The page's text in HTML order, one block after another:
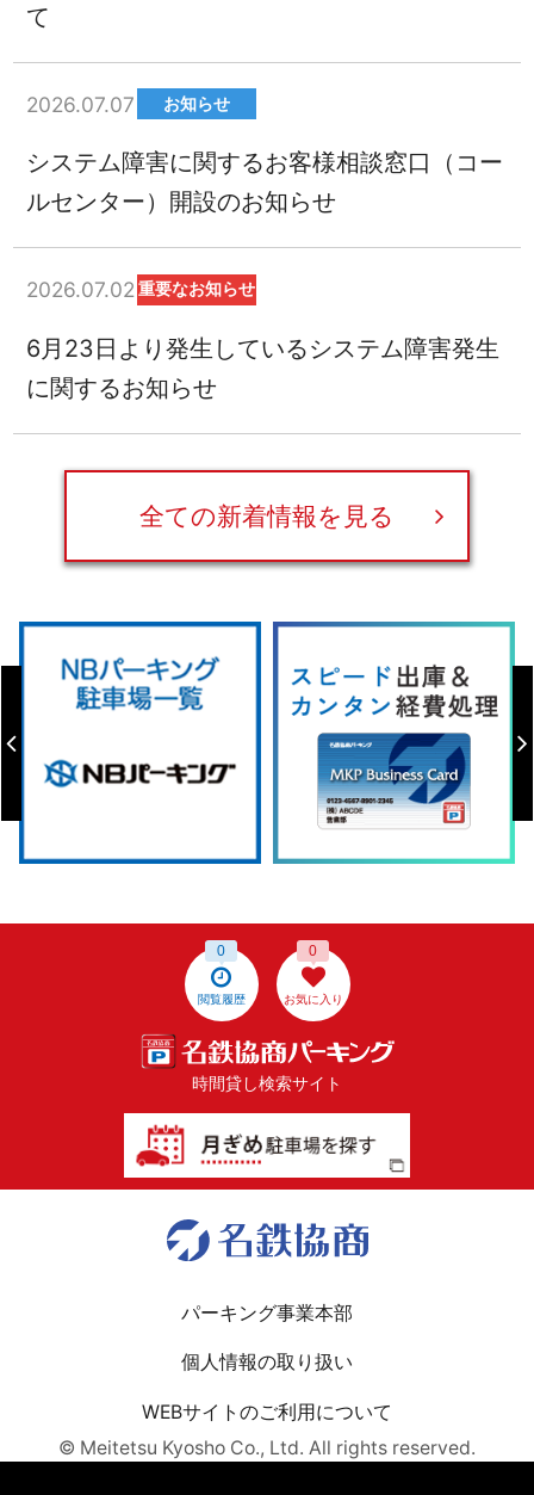
て
2026.07.07 お知らせ
システム障害に関するお客様相談窓口（コー
ルセンター）開設のお知らせ
2026.07.02 重要なお知らせ
6月23日より発生しているシステム障害発生
に関するお知らせ
全ての新着情報を見る
閲覧履歴
0
お気に入り
0
時間貸し検索サイト
パーキング事業本部
個人情報の取り扱い
WEBサイトのご利用について
© Meitetsu Kyosho Co., Ltd. All rights reserved.